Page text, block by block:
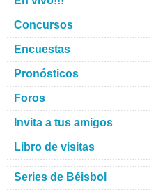
Concursos
Encuestas
Pronósticos
Foros
Invita a tus amigos
Libro de visitas
Series de Béisbol